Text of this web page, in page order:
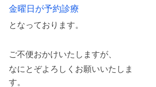
金曜日が予約診療
となっております。
ご不便おかけいたしますが、
なにとぞよろしくお願いいたしま
す。